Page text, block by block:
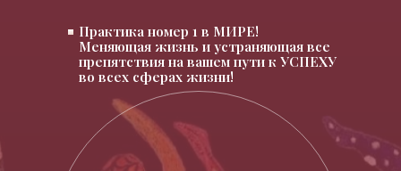
Практика номер 1 в МИРЕ!
Меняющая жизнь и устраняющая все
препятствия на вашем пути к УСПЕХУ
во всех сферах жизни!